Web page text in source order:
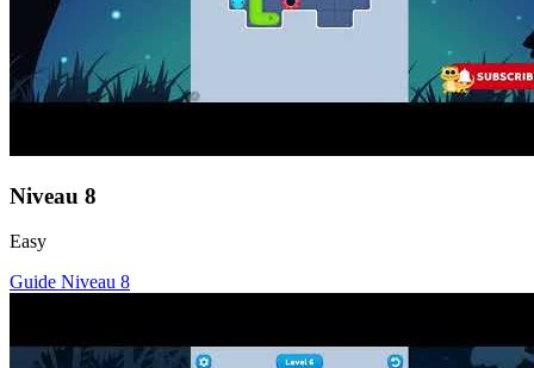
Niveau 8
Easy
Guide Niveau 8